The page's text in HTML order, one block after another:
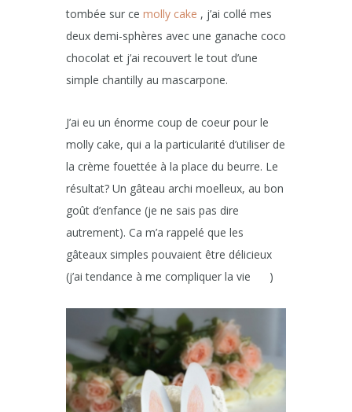
tombée sur ce molly cake , j’ai collé mes
deux demi-sphères avec une ganache coco
chocolat et j’ai recouvert le tout d’une
simple chantilly au mascarpone.
J’ai eu un énorme coup de coeur pour le
molly cake, qui a la particularité d’utiliser de
la crème fouettée à la place du beurre. Le
résultat? Un gâteau archi moelleux, au bon
goût d’enfance (je ne sais pas dire
autrement). Ca m’a rappelé que les
gâteaux simples pouvaient être délicieux
(j’ai tendance à me compliquer la vie
)